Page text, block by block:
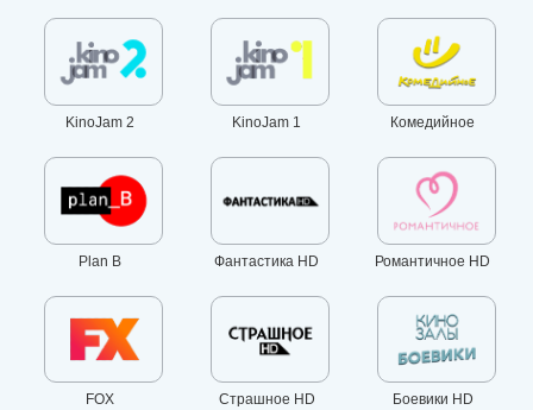
KinoJam 2 KinoJam 1 Комедийное
Plan B Фантастика HD Романтичное HD
FOX Страшное HD Боевики HD